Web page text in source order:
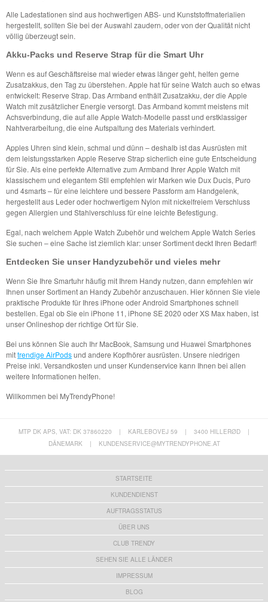
Alle Ladestationen sind aus hochwertigen ABS- und Kunststoffmaterialien
hergestellt, sollten Sie bei der Auswahl zaudern, oder von der Qualität nicht
völlig überzeugt sein.
Akku-Packs und Reserve Strap für die Smart Uhr
Wenn es auf Geschäftsreise mal wieder etwas länger geht, helfen gerne
Zusatzakkus, den Tag zu überstehen. Apple hat für seine Watch auch so etwas
entwickelt: Reserve Strap. Das Armband enthält Zusatzakku, der die Apple
Watch mit zusätzlicher Energie versorgt. Das Armband kommt meistens mit
Achsverbindung, die auf alle Apple Watch-Modelle passt und erstklassiger
Nahtverarbeitung, die eine Aufspaltung des Materials verhindert.
Apples Uhren sind klein, schmal und dünn – deshalb ist das Ausrüsten mit
dem leistungsstarken Apple Reserve Strap sicherlich eine gute Entscheidung
für Sie. Als eine perfekte Alternative zum Armband Ihrer Apple Watch mit
klassischem und elegantem Stil empfehlen wir Marken wie Dux Ducis, Puro
und 4smarts – für eine leichtere und bessere Passform am Handgelenk,
hergestellt aus Leder oder hochwertigem Nylon mit nickelfreiem Verschluss
gegen Allergien und Stahlverschluss für eine leichte Befestigung.
Egal, nach welchem Apple Watch Zubehör und welchem Apple Watch Series
Sie suchen – eine Sache ist ziemlich klar: unser Sortiment deckt Ihren Bedarf!
Entdecken Sie unser Handyzubehör und vieles mehr
Wenn Sie Ihre Smartuhr häufig mit Ihrem Handy nutzen, dann empfehlen wir
Ihnen unser Sortiment an Handy Zubehör anzuschauen. Hier können Sie viele
praktische Produkte für Ihres iPhone oder Android Smartphones schnell
bestellen. Egal ob Sie ein iPhone 11, iPhone SE 2020 oder XS Max haben, ist
unser Onlineshop der richtige Ort für Sie.
Bei uns können Sie auch Ihr MacBook, Samsung und Huawei Smartphones
mittrendige AirPodsund andere Kopfhörer ausrüsten. Unsere niedrigen
Preise inkl. Versandkosten und unser Kundenservice kann Ihnen bei allen
weitere Informationen helfen.
Willkommen bei MyTrendyPhone!
MTP DK APS, VAT: DK 37860220 | KARLEBOVEJ 59 | 3400 HILLERØD
|
DÄNEMARK
| KUNDENSERVICE@MYTRENDYPHONE.AT
STARTSEITE
KUNDENDIENST
AUFTRAGSSTATUS
ÜBER UNS
CLUB TRENDY
SEHEN SIE ALLE LÄNDER
IMPRESSUM
BLOG